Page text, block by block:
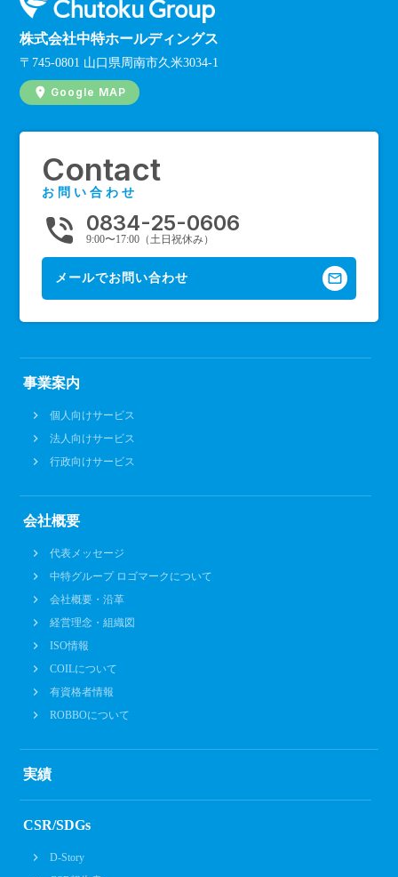
株式会社中特ホールディングス
〒745-0801 山口県周南市久米3034-1
Google MAP
Contact
お問い合わせ
phone_in_talk 0834-25-0606
9:00〜17:00（土日祝休み）
メールでお問い合わせ mail_outline
事業案内
個人向けサービス
法人向けサービス
行政向けサービス
会社概要
代表メッセージ
中特グループ ロゴマークについて
会社概要・沿革
経営理念・組織図
ISO情報
COILについて
有資格者情報
ROBBOについて
実績
CSR/SDGs
D-Story